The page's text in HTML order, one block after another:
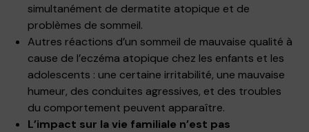
simultanément de dermatite atopique et de
problèmes de sommeil.
Autres réactions d’un sommeil de mauvaise qualité à
cause de l’eczéma atopique chez les enfants et les
adolescents : une certaine irritabilité, une mauvaise
humeur, des conduites agressives, et des troubles
du comportement peuvent apparaître.
L’impact sur la vie familiale n’est pas